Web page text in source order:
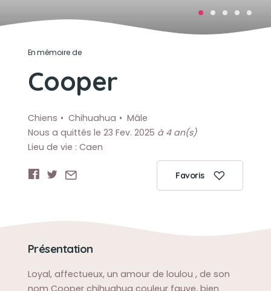
En mémoire de
Cooper
Chiens Chihuahua
Mâle
Nous a quittés le 23 Fev. 2025 à 4 an(s)
Lieu de vie : Caen
Favoris
Présentation
Loyal, affectueux, un amour de loulou , de son
nom Cooper chihuahua couleur fauve, bien